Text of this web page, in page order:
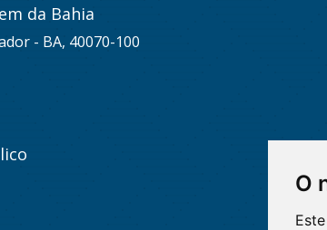
O
da Bahia
- BA, 40070-100